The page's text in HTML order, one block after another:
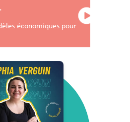
économiques pour les centres